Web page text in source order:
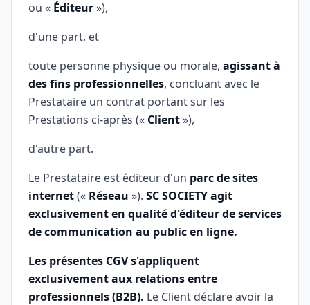
ou « Éditeur»),
d'une part, et
toute personne physique ou morale, agissant à
des fins professionnelles, concluant avec le
Prestataire un contrat portant sur les
Prestations ci-après (« Client»),
d'autre part.
Le Prestataire est éditeur d'un parc de sites
internet(« Réseau »). SC SOCIETY agit
exclusivement en qualité d'éditeur de services
de communication au public en ligne.
Les présentes CGV s'appliquent
exclusivement aux relations entre
professionnels (B2B). Le Client déclare avoir la